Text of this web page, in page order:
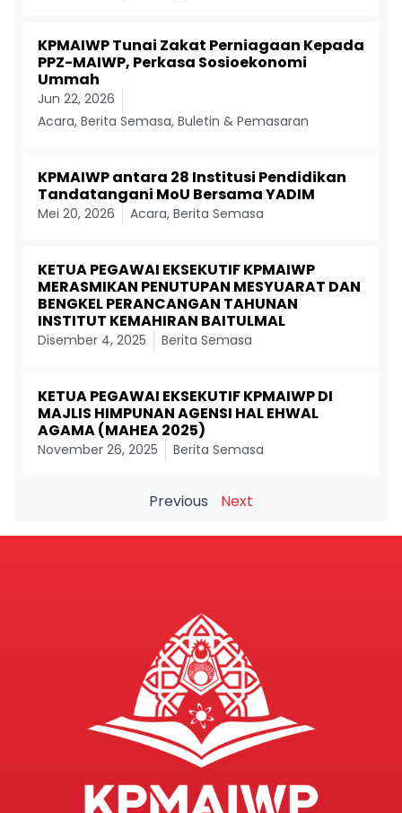
KPMAIWP Tunai Zakat Perniagaan Kepada
PPZ-MAIWP, Perkasa Sosioekonomi
Ummah
Jun 22, 2026
Acara, Berita Semasa, Buletin & Pemasaran
KPMAIWP antara 28 Institusi Pendidikan
Tandatangani MoU Bersama YADIM
Mei 20, 2026 Acara, Berita Semasa
KETUA PEGAWAI EKSEKUTIF KPMAIWP
MERASMIKAN PENUTUPAN MESYUARAT DAN
BENGKEL PERANCANGAN TAHUNAN
INSTITUT KEMAHIRAN BAITULMAL
Disember 4, 2025 Berita Semasa
KETUA PEGAWAI EKSEKUTIF KPMAIWP DI
MAJLIS HIMPUNAN AGENSI HAL EHWAL
AGAMA (MAHEA 2025)
November 26, 2025 Berita Semasa
Previous Next